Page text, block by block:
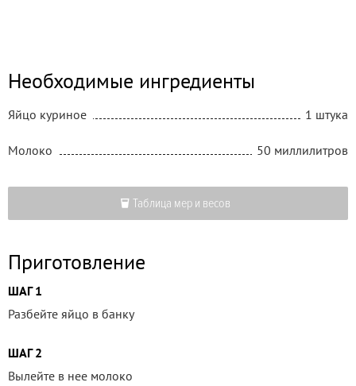
Необходимые ингредиенты
Яйцо куриное 1 штука
Молоко 50 миллилитров
Таблица мер и весов
Приготовление
ШАГ 1
Разбейте яйцо в банку
ШАГ 2
Вылейте в нее молоко